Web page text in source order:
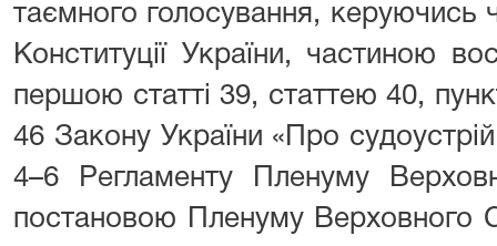
таємного голосування, керуючись
Конституції України, частиною
першою статті 39, статтею 40,
46 Закону України «Про судоустрій
4–6 Регламенту Пленуму
постановою Пленуму Верховного